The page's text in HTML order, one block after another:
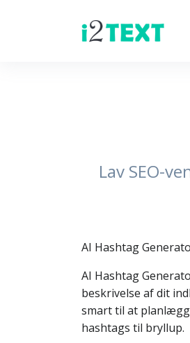
Lav SEO-
AI Hashtag
AI Hashtag
beskrivelse af dit
smart til at
hashtags til bryllup.